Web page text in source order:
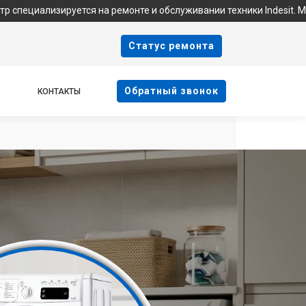
на ремонте и обслуживании техники Indesit. Мы не
Cтатус ремонта
КОНТАКТЫ Oбратный звонок